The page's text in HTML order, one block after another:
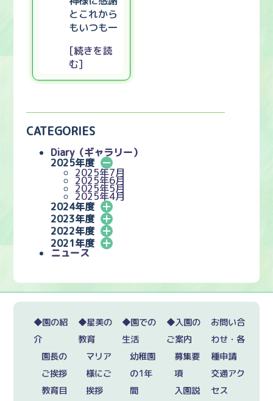
とこれから
もいつも一
[続きを読
む]
CATEGORIES
Diary（ギャラリー）
2025年度
2025年7月
2025年6月
2025年5月
2025年4月
2024年度
2023年度
2022年度
2021年度
ニュース
◆園の紹
介
園長の
ご挨拶
教育目
◆星美の
教育
マリア
様にご
挨拶
◆園での
生活
幼稚園
の1年
間
◆入園の
ご案内
募集要
項
入園説
お問い合
わせ・各
種申請
交通アク
セス